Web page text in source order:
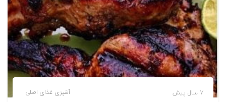
آشپزی غذای اصلی 7 سال پیش